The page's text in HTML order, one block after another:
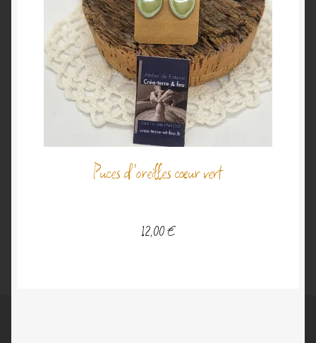
Puces d’oreilles cœur vert
12,00€